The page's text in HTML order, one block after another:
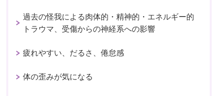
過去の怪我による肉体的・精神的・エネルギー的
トラウマ、受傷からの神経系への影響
疲れやすい、だるさ、倦怠感
体の歪みが気になる